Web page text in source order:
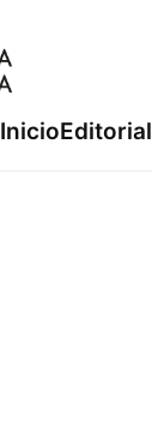
InicioEditorial